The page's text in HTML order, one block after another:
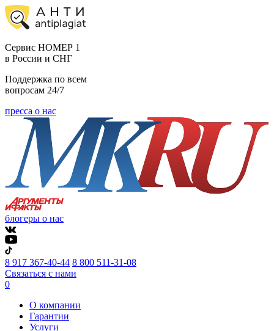
Cервис НОМЕР 1
в России и СНГ
Поддержка по всем
вопросам 24/7
пресса о нас
блогеры о нас
8 917 367-40-44 8 800 511-31-08
Связаться с нами
0
О компании
Гарантии
Услуги